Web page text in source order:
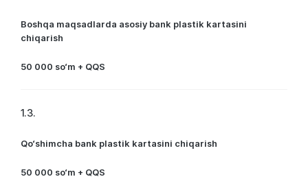
Boshqa maqsadlarda asosiy bank plastik kartasini
chiqarish
50 000 so‘m + QQS
1.3.
Qo‘shimcha bank plastik kartasini chiqarish
50 000 so‘m + QQS